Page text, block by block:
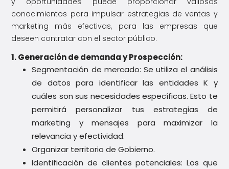
conocimientos para impulsar estrategias de ventas y
marketing más efectivas, para las empresas que
deseen contratar con el sector público.
1. Generación de demanda y Prospección:
Segmentación de mercado: Se utiliza el análisis
de datos para identificar las entidades K y
cuáles son sus necesidades específicas. Esto te
permitirá personalizar tus estrategias de
marketing y mensajes para maximizar la
relevancia y efectividad.
Organizar territorio de Gobierno.
Identificación de clientes potenciales: Los que